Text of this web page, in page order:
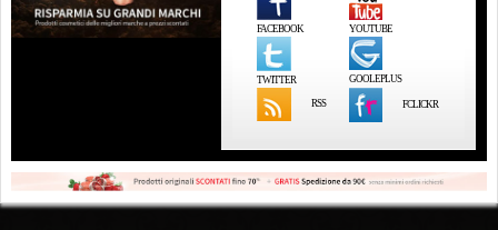
FACEBOOK YOUTUBE
TWITTER GOOLEPLUS
RSS FCLICKR